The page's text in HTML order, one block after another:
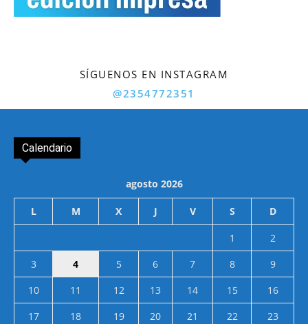
SÍGUENOS EN INSTAGRAM
@2354772351
Calendario
agosto 2026
L M X J V S D
1
2
3
4 5 6 7 8
9
10
11 12 13 14 15
16
17
18 19 20 21 22
23